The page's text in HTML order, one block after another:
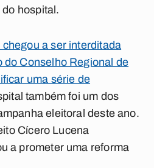
hospital.
a ser interditada
do Conselho Regional de
uma série de
também foi um dos
eleitoral deste ano.
Cícero Lucena
a prometer uma reforma